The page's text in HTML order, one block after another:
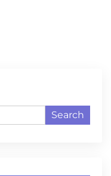
Search